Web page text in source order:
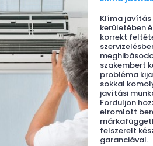
Klíma javítás
kerületében
korrekt
szakembert
probléma
sokkal
javítási
Forduljon
elromlott
felszerelt
garanciával.